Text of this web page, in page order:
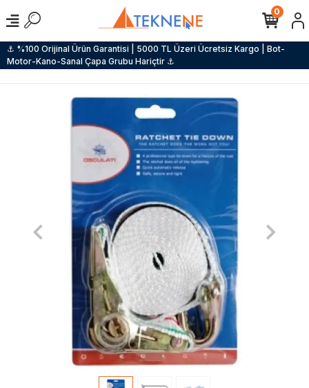
⚓ %100 Orijinal Ürün Garantisi | 5000 TL Üzeri Ücretsiz Kargo | Bot-
Motor-Kano-Sanal Çapa Grubu Hariçtir ⚓
0